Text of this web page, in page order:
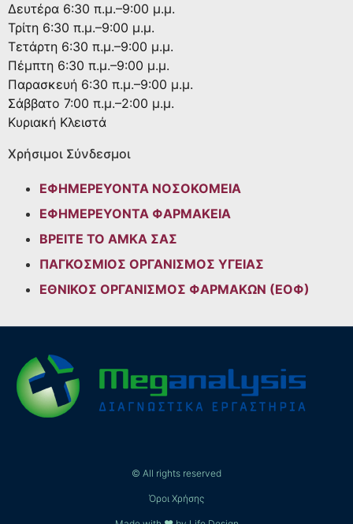
Δευτέρα 6:30 π.μ.–9:00 μ.μ.
Τρίτη 6:30 π.μ.–9:00 μ.μ.
Τετάρτη 6:30 π.μ.–9:00 μ.μ.
Πέμπτη 6:30 π.μ.–9:00 μ.μ.
Παρασκευή 6:30 π.μ.–9:00 μ.μ.
Σάββατο 7:00 π.μ.–2:00 μ.μ.
Κυριακή Κλειστά
Χρήσιμοι Σύνδεσμοι
ΕΦΗΜΕΡΕΥΟΝΤΑ ΝΟΣΟΚΟΜΕΙΑ
ΕΦΗΜΕΡΕΥΟΝΤΑ ΦΑΡΜΑΚΕΙΑ
ΒΡΕΙΤΕ ΤΟ ΑΜΚΑ ΣΑΣ
ΠΑΓΚΟΣΜΙΟΣ ΟΡΓΑΝΙΣΜΟΣ ΥΓΕΙΑΣ
ΕΘΝΙΚΟΣ ΟΡΓΑΝΙΣΜΟΣ ΦΑΡΜΑΚΩΝ (ΕΟΦ)
© All rights reserved
Όροι Χρήσης